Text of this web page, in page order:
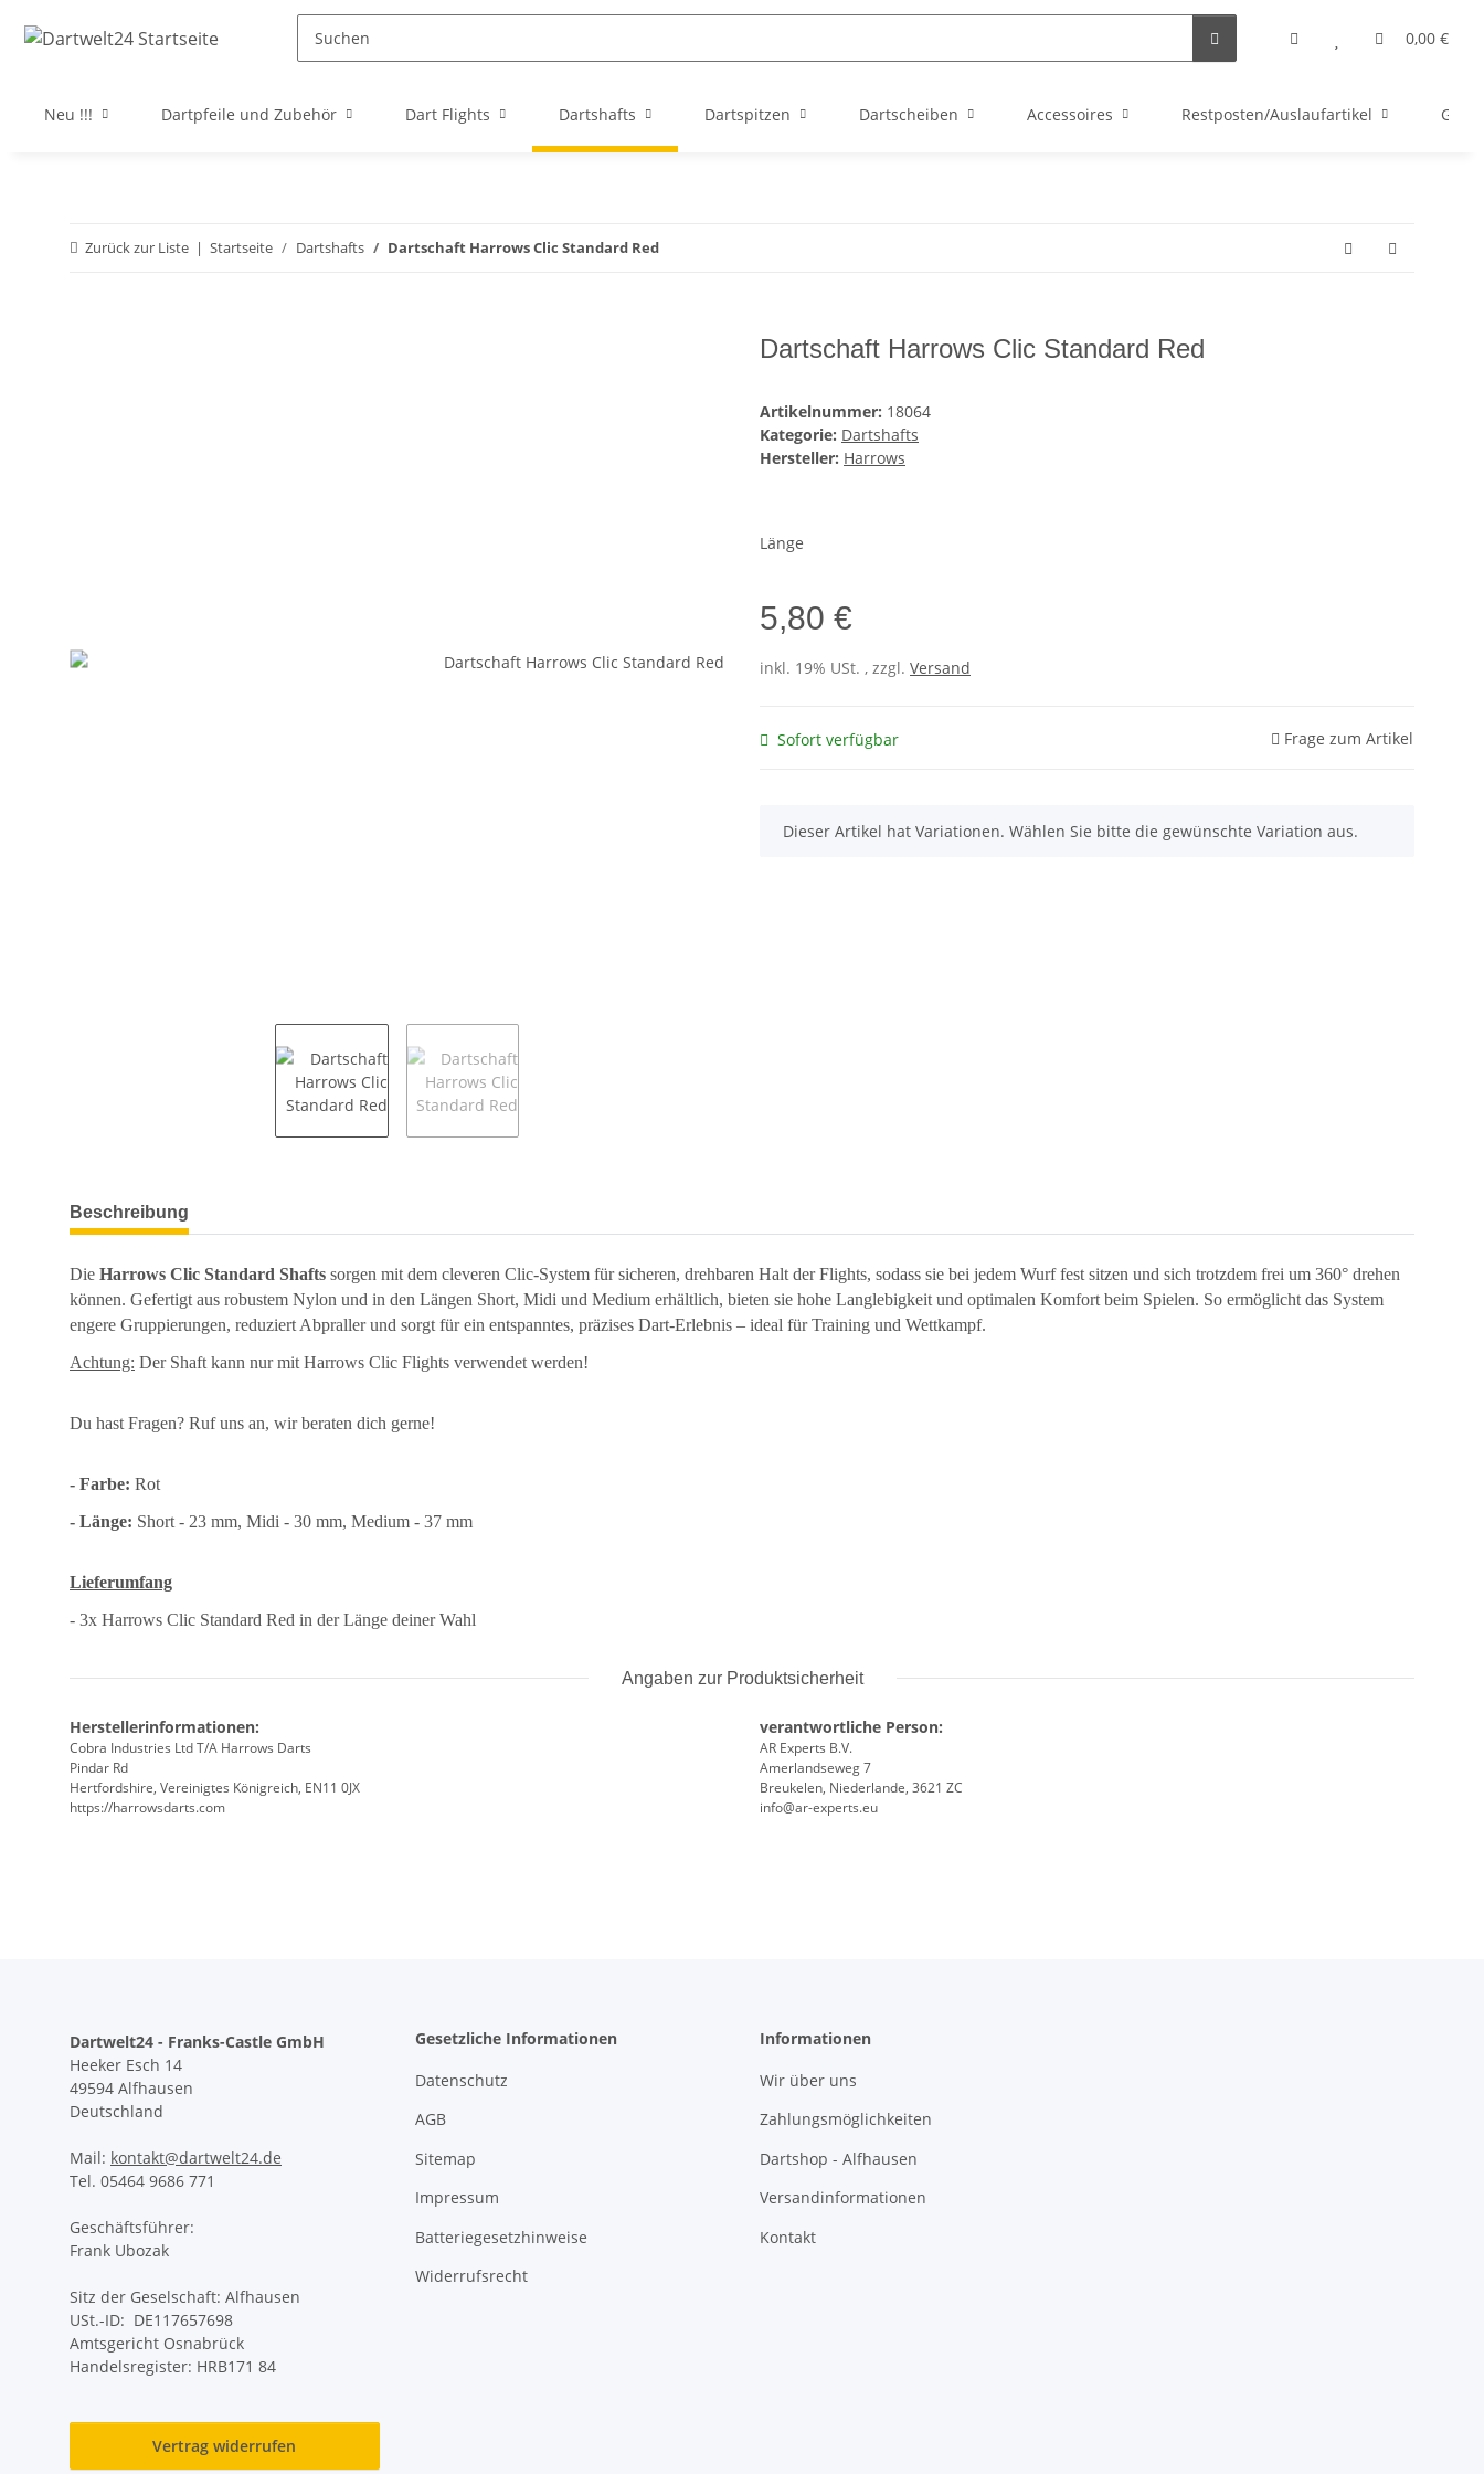
0,00 €
Neu !!! Dartpfeile und Zubehör Dart Flights Dartshafts Dartspitzen Dartscheiben Accessoires Restposten/Auslaufartikel
Zurück zur Liste Startseite Dartshafts Dartschaft Harrows Clic Standard Red
Dartschaft Harrows Clic Standard Red
Artikelnummer: 18064
Kategorie: Dartshafts
Hersteller: Harrows
Länge
5,80 €
inkl. 19% USt. , zzgl. Versand
Sofort verfügbar Frage zum Artikel
x
Dieser Artikel hat Variationen. Wählen Sie bitte die gewünschte Variation aus.
weitere Registerkarten anzeigen
Beschreibung
Die Harrows Clic Standard Shafts sorgen mit dem cleveren Clic-System für sicheren, drehbaren Halt der Flights, sodass sie bei jedem Wurf fest sitzen und sich trotzdem frei um 360° drehen
können. Gefertigt aus robustem Nylon und in den Längen Short, Midi und Medium erhältlich, bieten sie hohe Langlebigkeit und optimalen Komfort beim Spielen. So ermöglicht das System
engere Gruppierungen, reduziert Abpraller und sorgt für ein entspanntes, präzises Dart-Erlebnis – ideal für Training und Wettkampf.
Achtung: Der Shaft kann nur mit Harrows Clic Flights verwendet werden!
Du hast Fragen? Ruf uns an, wir beraten dich gerne!
- Farbe: Rot
- Länge: Short - 23 mm, Midi - 30 mm, Medium - 37 mm
Lieferumfang
- 3x Harrows Clic Standard Red in der Länge deiner Wahl
Angaben zur Produktsicherheit
Herstellerinformationen:
Cobra Industries Ltd T/A Harrows Darts
Pindar Rd
Hertfordshire, Vereinigtes Königreich, EN11 0JX
https://harrowsdarts.com
verantwortliche Person:
AR Experts B.V.
Amerlandseweg 7
Breukelen, Niederlande, 3621 ZC
info@ar-experts.eu
Dartwelt24 - Franks-Castle GmbH
Heeker Esch 14
49594 Alfhausen
Deutschland
Mail: kontakt@dartwelt24.de
Tel. 05464 9686 771
Geschäftsführer:
Frank Ubozak
Sitz der Geselschaft: Alfhausen
USt.-ID: DE117657698
Amtsgericht Osnabrück
Handelsregister: HRB171 84
Gesetzliche Informationen
Datenschutz
AGB
Sitemap
Impressum
Batteriegesetzhinweise
Widerrufsrecht
Informationen
Wir über uns
Zahlungsmöglichkeiten
Dartshop - Alfhausen
Versandinformationen
Kontakt
Vertrag widerrufen